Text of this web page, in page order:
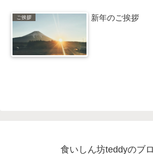
ご挨拶 新年のご挨拶
食いしん坊teddyのブ